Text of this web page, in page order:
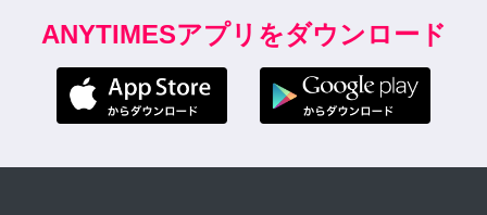
ANYTIMESアプリをダウンロード